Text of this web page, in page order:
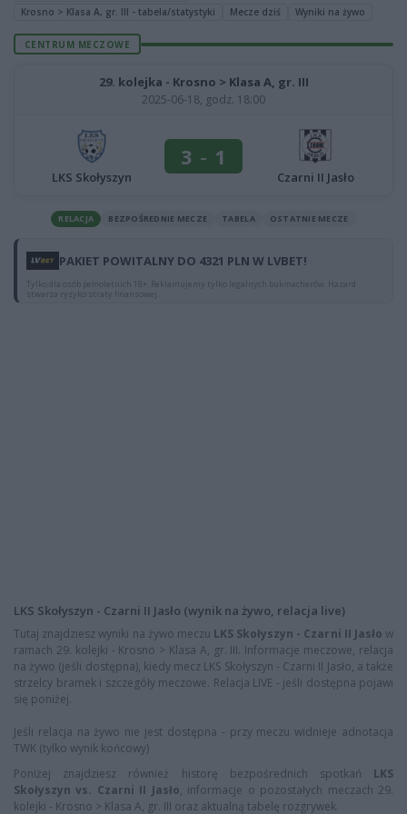
Krosno > Klasa A, gr. III - tabela/statystyki
Mecze dziś Wyniki na żywo
CENTRUM MECZOWE
29. kolejka - Krosno > Klasa A, gr. III
2025-06-18, godz. 18:00
LKS Skołyszyn
3 - 1
Czarni II Jasło
RELACJA BEZPOŚREDNIE MECZE TABELA OSTATNIE MECZE
PAKIET POWITALNY DO 4321 PLN W LVBET!
Tylko dla osób pełnoletnich 18+. Reklamujemy tylko legalnych bukmacherów. Hazard
stwarza ryzyko straty finansowej.
LKS Skołyszyn - Czarni II Jasło (wynik na żywo, relacja live)
Tutaj znajdziesz wyniki na żywo meczu LKS Skołyszyn - Czarni II Jasło w
ramach 29. kolejki - Krosno > Klasa A, gr. III. Informacje meczowe, relacja
na żywo (jeśli dostępna), kiedy mecz LKS Skołyszyn - Czarni II Jasło, a także
strzelcy bramek i szczegóły meczowe. Relacja LIVE - jeśli dostępna pojawi
się poniżej.
Jeśli relacja na żywo nie jest dostępna - przy meczu widnieje adnotacja
TWK (tylko wynik końcowy)
Poniżej znajdziesz również historę bezpośrednich spotkań LKS
Skołyszyn vs. Czarni II Jasło, informacje o pozostałych meczach 29.
kolejki - Krosno > Klasa A, gr. III oraz aktualną tabelę rozgrywek.